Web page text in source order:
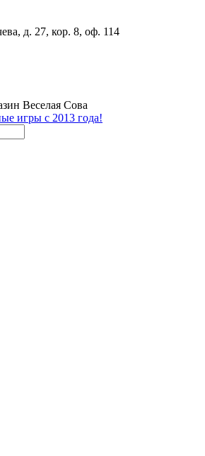
д. 27, кор. 8, оф. 114
Веселая Сова
игры с 2013 года!